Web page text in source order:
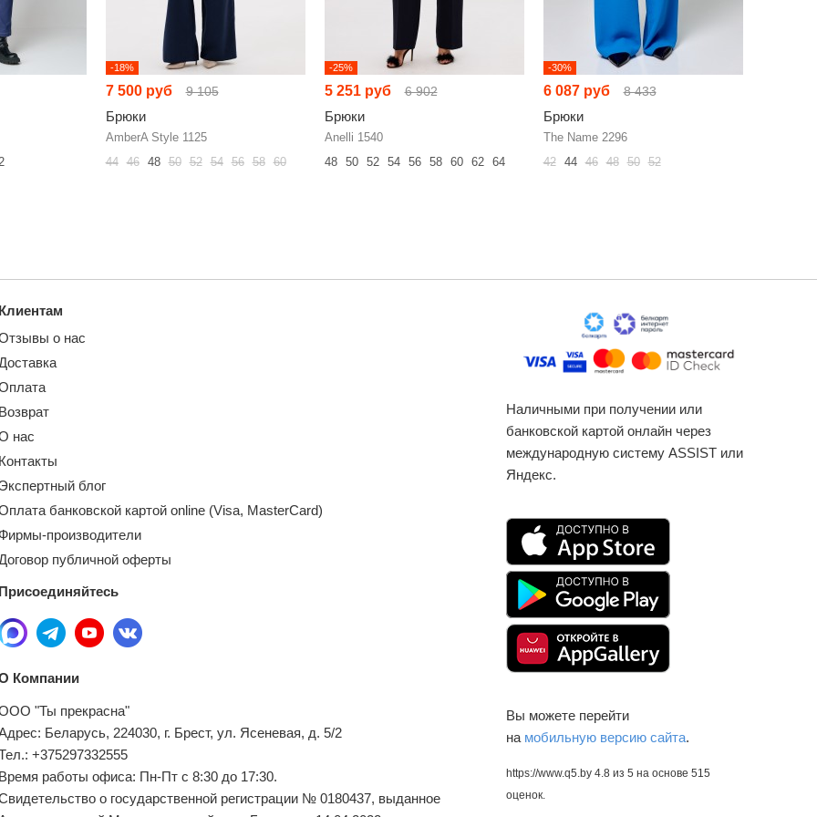
-18%
7 500 руб 9 105
Брюки
AmberA Style 1125
44 46 48 50 52 54 56 58 60
-25%
5 251 руб 6 902
Брюки
Anelli 1540
48
50 52 54 56 58 60 62 64
-30%
6 087 руб 8 433
Брюки
The Name 2296
42
44 46 48 50 52
о нас
нас
блог
банковской картой online (Visa, MasterCard)
производители
публичной оферты
Компании
"Ты прекрасна"
Беларусь, 224030, г. Брест, ул. Ясеневая, д. 5/2
+375297332555
работы офиса: Пн-Пт с 8:30 до 17:30.
о государственной регистрации № 0180437, выданное
Наличными при получении или
банковской картой онлайн через
международную систему ASSIST или
Яндекс.
Вы можете перейти
на мобильную версию сайта.
https://www.q5.by 4.8 из 5 на основе 515
оценок.